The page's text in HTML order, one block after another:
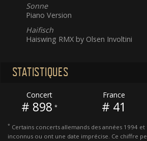
Sonne
Piano Version
Haifisch
Haiswing RMX by Olsen Involtini
STATISTIQUES
Concert
# 898 *
France
# 41
* Certains concerts allemands des années 1994
inconnus ou ont une date imprécise. Ce chiffre